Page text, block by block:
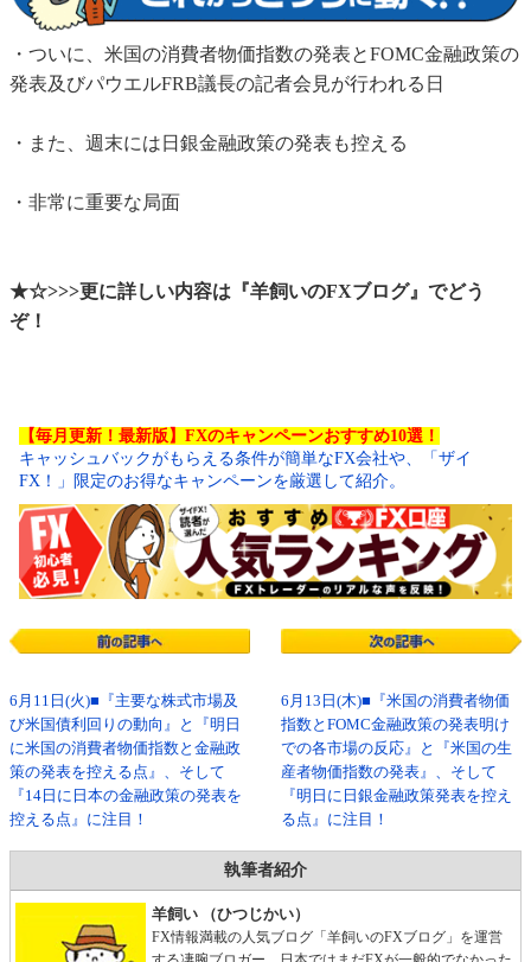
・ついに、米国の消費者物価指数の発表とFOMC金融政策の
発表及びパウエルFRB議長の記者会見が行われる日
・また、週末には日銀金融政策の発表も控える
・非常に重要な局面
★☆>>>更に詳しい内容は『羊飼いのFXブログ』でどう
ぞ！
【毎月更新！最新版】FXのキャンペーンおすすめ10選！
キャッシュバックがもらえる条件が簡単なFX会社や、「ザイ
FX！」限定のお得なキャンペーンを厳選して紹介。
6月11日(火)■『主要な株式市場及
び米国債利回りの動向』と『明日
に米国の消費者物価指数と金融政
策の発表を控える点』、そして
『14日に日本の金融政策の発表を
控える点』に注目！
6月13日(木)■『米国の消費者物価
指数とFOMC金融政策の発表明け
での各市場の反応』と『米国の生
産者物価指数の発表』、そして
『明日に日銀金融政策発表を控え
る点』に注目！
執筆者紹介
羊飼い （ひつじかい）
FX情報満載の人気ブログ「羊飼いのFXブログ」を運営